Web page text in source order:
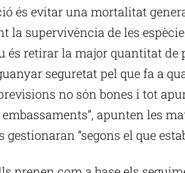
és evitar una mortalitat
la supervivència de les
és retirar la major quantitat
seguretat pel que fa a
no són bones i tot
apunten les
gestionaran “segons el que